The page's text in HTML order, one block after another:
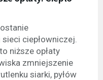
ciepłowniczej.
niższe opłaty
zmniejszenie
siarki, pyłów